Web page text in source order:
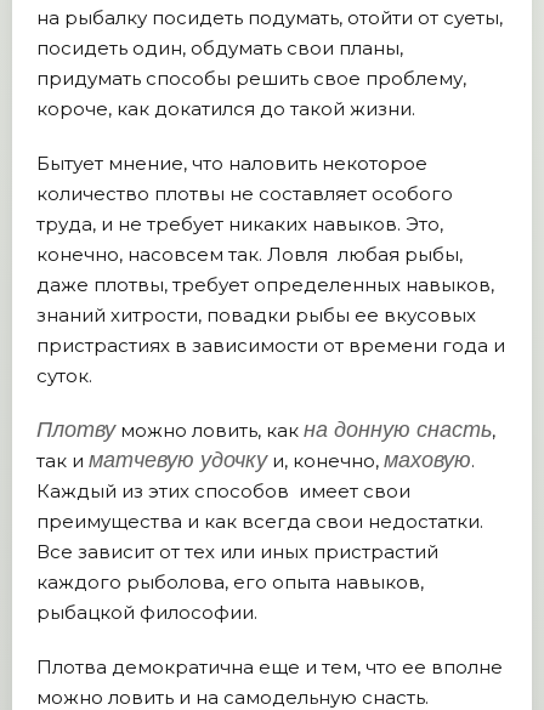
на рыбалку посидеть подумать, отойти от суеты,
посидеть один, обдумать свои планы,
придумать способы решить свое проблему,
короче, как докатился до такой жизни.
Бытует мнение, что наловить некоторое
количество плотвы не составляет особого
труда, и не требует никаких навыков. Это,
конечно, насовсем так. Ловля любая рыбы,
даже плотвы, требует определенных навыков,
знаний хитрости, повадки рыбы ее вкусовых
пристрастиях в зависимости от времени года и
суток.
Плотвуможно ловить, как на донную снасть,
так и матчевую удочкуи, конечно, маховую.
Каждый из этих способов имеет свои
преимущества и как всегда свои недостатки.
Все зависит от тех или иных пристрастий
каждого рыболова, его опыта навыков,
рыбацкой философии.
Плотва демократична еще и тем, что ее вполне
можно ловить и на самодельную снасть.